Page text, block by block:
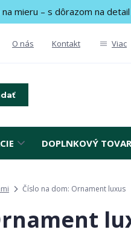
mieru – s dôrazom na
O nás Kontakt Viac
DOPLNKOVÝ TOVAR
Číslo na dom: Ornament luxus